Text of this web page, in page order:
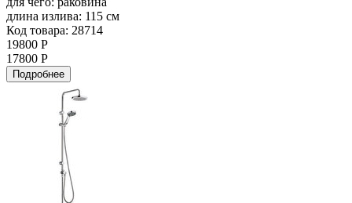
длина излива: 115 см
Код товара: 28714
19800 Р
17800 Р
Подробнее